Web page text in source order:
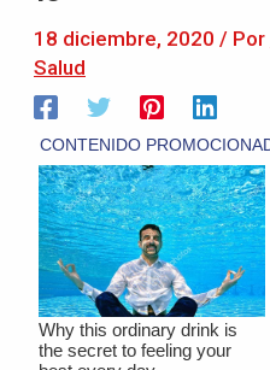
18 diciembre, 2020 / Por
Salud